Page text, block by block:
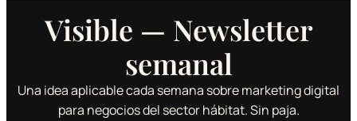
Visible — Newsletter
semanal
Una idea aplicable cada semana sobre marketing digital
para negocios del sector hábitat. Sin paja.